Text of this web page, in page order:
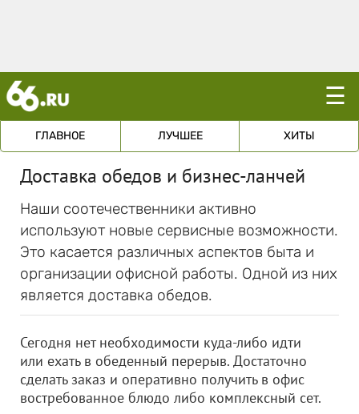
☰
ГЛАВНОЕ ЛУЧШЕЕ ХИТЫ
Доставка обедов и бизнес-ланчей
Наши соотечественники активно
используют новые сервисные возможности.
Это касается различных аспектов быта и
организации офисной работы. Одной из них
является доставка обедов.
Сегодня нет необходимости куда-либо идти
или ехать в обеденный перерыв. Достаточно
сделать заказ и оперативно получить в офис
востребованное блюдо либо комплексный сет.